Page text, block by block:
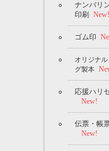
ナンバリ
印刷
New!
ゴム印
オリジナ
グ製本
応援ハリ
New!
伝票・帳
New!